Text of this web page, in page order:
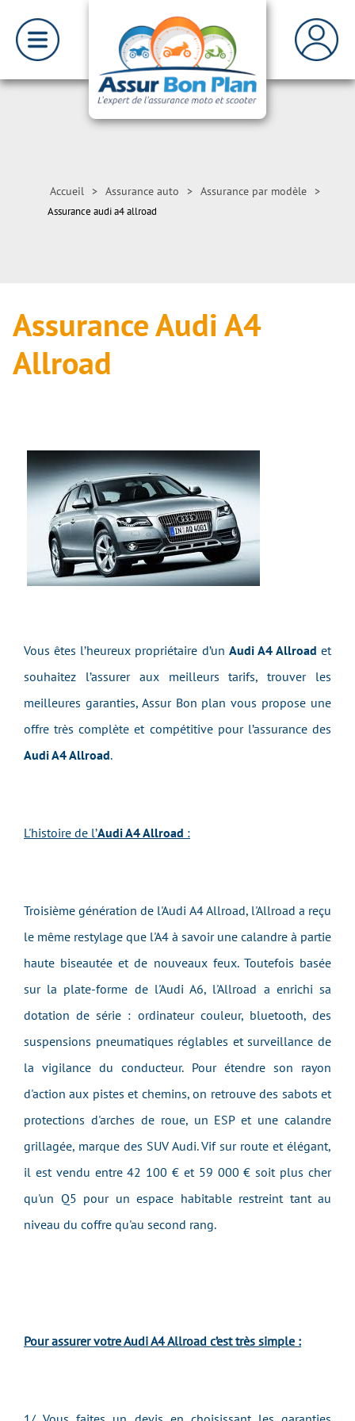
Accueil > Assurance auto > Assurance par modèle >
Assurance audi a4 allroad
Assurance Audi A4
Allroad
Vous êtes l’heureux propriétaire d’un Audi A4 Allroad et
souhaitez l’assurer aux meilleurs tarifs, trouver les
meilleures garanties, Assur Bon plan vous propose une
offre très complète et compétitive pour l’assurance des
Audi A4 Allroad.
L'histoire de l’Audi A4 Allroad :
Troisième génération de l'Audi A4 Allroad, l'Allroad a reçu
le même restylage que l'A4 à savoir une calandre à partie
haute biseautée et de nouveaux feux. Toutefois basée
sur la plate-forme de l'Audi A6, l'Allroad a enrichi sa
dotation de série : ordinateur couleur, bluetooth, des
suspensions pneumatiques réglables et surveillance de
la vigilance du conducteur. Pour étendre son rayon
d'action aux pistes et chemins, on retrouve des sabots et
protections d'arches de roue, un ESP et une calandre
grillagée, marque des SUV Audi. Vif sur route et élégant,
il est vendu entre 42 100 € et 59 000 € soit plus cher
qu'un Q5 pour un espace habitable restreint tant au
niveau du coffre qu'au second rang.
Pour assurer votre Audi A4 Allroad c’est très simple :